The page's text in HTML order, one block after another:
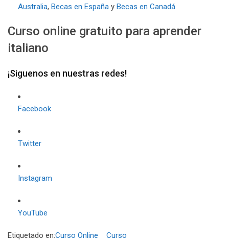
Australia, Becas en España y Becas en Canadá
Curso online gratuito para aprender
italiano
¡Siguenos en nuestras redes!
Facebook
Twitter
Instagram
YouTube
Etiquetado en:Curso Online Curso